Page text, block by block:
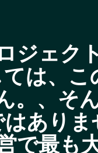
ジェク
ては、
。、そ
あり
で最も